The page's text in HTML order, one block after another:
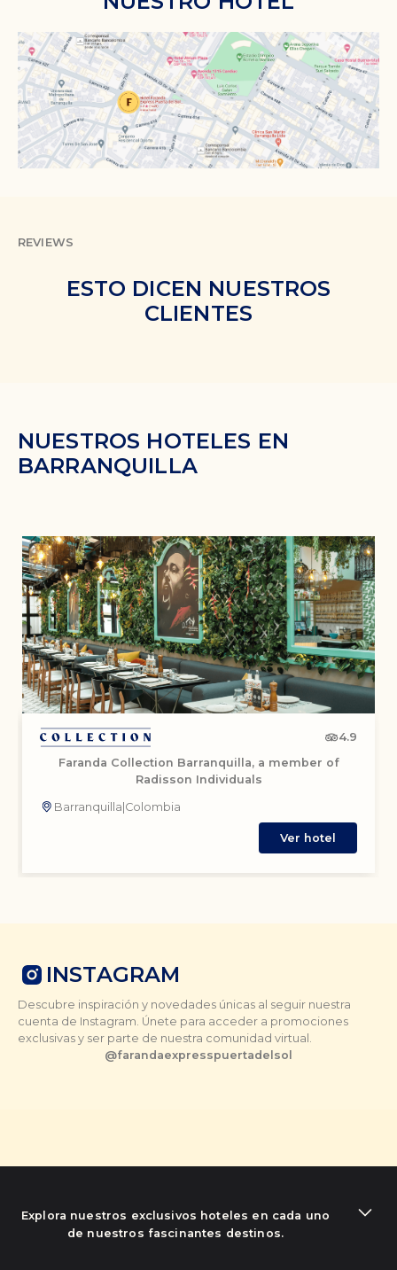
REVIEWS
ESTO DICEN NUESTROS
CLIENTES
NUESTROS HOTELES EN
BARRANQUILLA
4.9
Faranda Collection Barranquilla, a member of
Radisson Individuals
Barranquilla|Colombia
Ver hotel
INSTAGRAM
Descubre inspiración y novedades únicas al seguir nuestra
cuenta de Instagram. Únete para acceder a promociones
exclusivas y ser parte de nuestra comunidad virtual.
@farandaexpresspuertadelsol
Explora nuestros exclusivos hoteles en cada uno
de nuestros fascinantes destinos.